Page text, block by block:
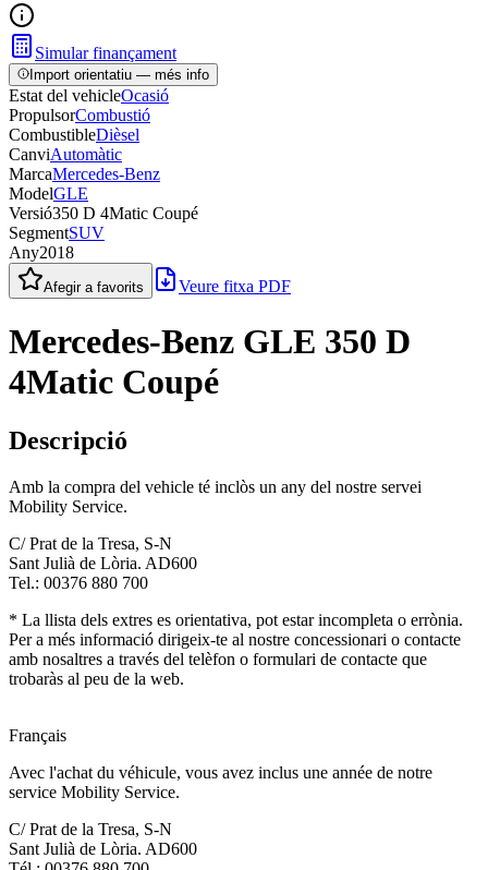
Simular finançament
Import orientatiu — més info
Estat del vehicleOcasió
PropulsorCombustió
CombustibleDièsel
CanviAutomàtic
MarcaMercedes-Benz
ModelGLE
Versió350 D 4Matic Coupé
SegmentSUV
Any2018
Afegir a favorits Veure fitxa PDF
Mercedes-Benz GLE 350 D
4Matic Coupé
Descripció
Amb la compra del vehicle té inclòs un any del nostre servei
Mobility Service.
C/ Prat de la Tresa, S-N
Sant Julià de Lòria. AD600
Tel.: 00376 880 700
* La llista dels extres es orientativa, pot estar incompleta o errònia.
Per a més informació dirigeix-te al nostre concessionari o contacte
amb nosaltres a través del telèfon o formulari de contacte que
trobaràs al peu de la web.
Français
Avec l'achat du véhicule, vous avez inclus une année de notre
service Mobility Service.
C/ Prat de la Tresa, S-N
Sant Julià de Lòria. AD600